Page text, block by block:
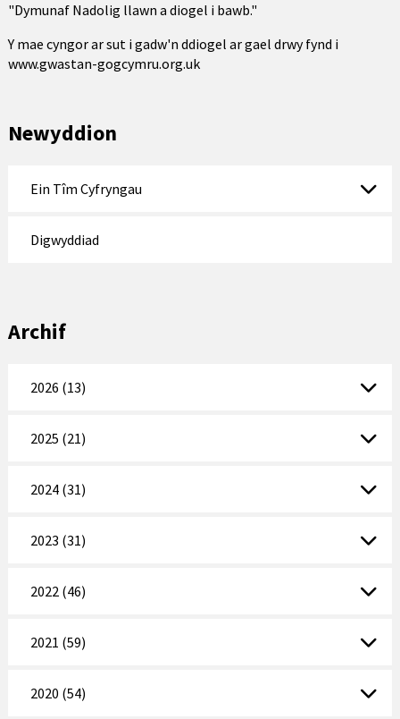
"Dymunaf Nadolig llawn a diogel i bawb."
Y mae cyngor ar sut i gadw'n ddiogel ar gael drwy fynd i
www.gwastan-gogcymru.org.uk
Newyddion
Ein Tîm Cyfryngau
Digwyddiad
Archif
2026 (13)
2025 (21)
2024 (31)
2023 (31)
2022 (46)
2021 (59)
2020 (54)